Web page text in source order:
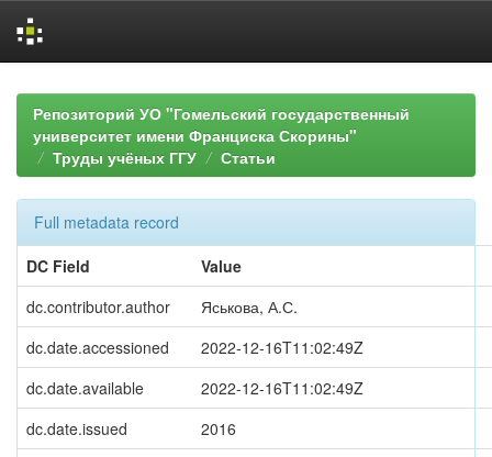
navigationРепозиторий УО "Гомельский государственный
университет имени Франциска Скорины"
Труды учёных ГГУ
Статьи
Full metadata record
DC Field
Value
dc.contributor.author
Яськова, А.С.
dc.date.accessioned
2022-12-16T11:02:49Z
dc.date.available
2022-12-16T11:02:49Z
dc.date.issued
2016